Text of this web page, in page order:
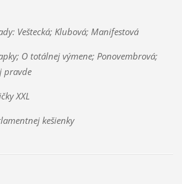
Veštecká; Klubová; Manifestová
O totálnej výmene; Ponovembrová;
pravde
XXL
kešienky